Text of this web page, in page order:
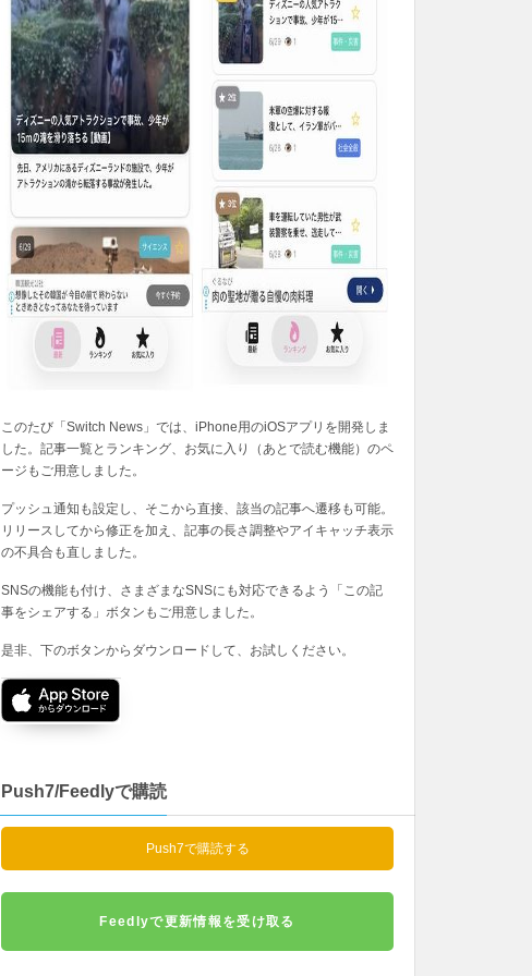
このたび「Switch News」では、iPhone用のiOSアプリを開発しま
した。記事一覧とランキング、お気に入り（あとで読む機能）のペ
ージもご用意しました。
プッシュ通知も設定し、そこから直接、該当の記事へ遷移も可能。
リリースしてから修正を加え、記事の長さ調整やアイキャッチ表示
の不具合も直しました。
SNSの機能も付け、さまざまなSNSにも対応できるよう「この記
事をシェアする」ボタンもご用意しました。
是非、下のボタンからダウンロードして、お試しください。
Push7/Feedlyで購読
Push7で購読する
Feedlyで更新情報を受け取る